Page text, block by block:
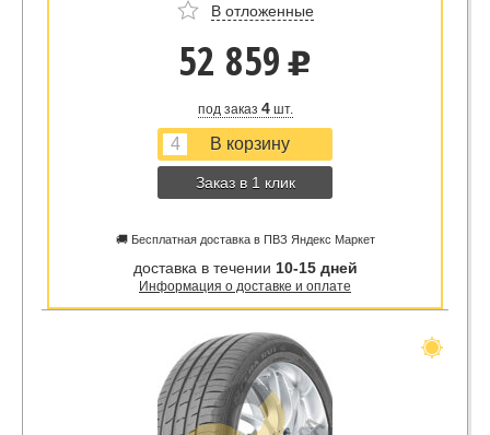
В отложенные
52 859 u
под заказ 4шт.
Заказ в 1 клик
🚚 Бесплатная доставка в ПВЗ Яндекс Маркет
доставка в течении 10-15 дней
Информация о доставке и оплате